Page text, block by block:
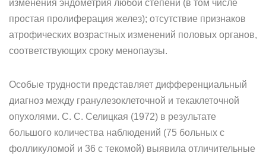
изменения эндометрия любой степени (в том числе
простая пролиферация желез); отсутствие признаков
атрофических возрастных изменений половых органов,
соответствующих сроку менопаузы.
Особые трудности представляет дифференциальный
диагноз между гранулезоклеточной и текаклеточной
опухолями. С. С. Селицкая (1972) в результате
большого количества наблюдений (75 больных с
фолликуломой и 36 с текомой) выявила отличительные